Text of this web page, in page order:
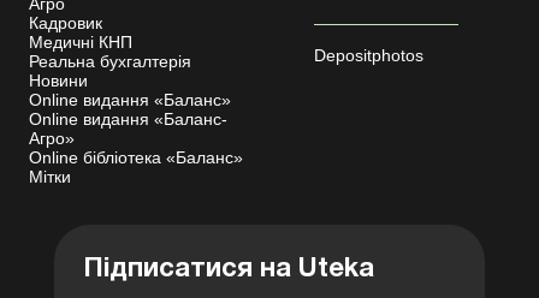
Кадровик
Медичні КНП
Реальна бухгалтерія
Новини
Online видання «Баланс»
Online видання «Баланс-
Агро»
Online бібліотека «Баланс»
Мітки
Depositphotos
Підписатися на Uteka